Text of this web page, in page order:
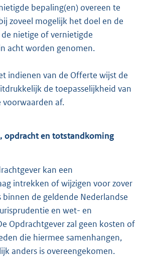
bepaling(en) overeen te
zoveel mogelijk het doel en de
nietige of vernietigde
acht worden genomen.
indienen van de Offerte wijst de
de toepasselijkheid van
voorwaarden af.
opdracht en totstandkoming
kan een
intrekken of wijzigen voor zover
de geldende Nederlandse
en wet- en
Opdrachtgever zal geen kosten of
die hiermee samenhangen,
anders is overeengekomen.